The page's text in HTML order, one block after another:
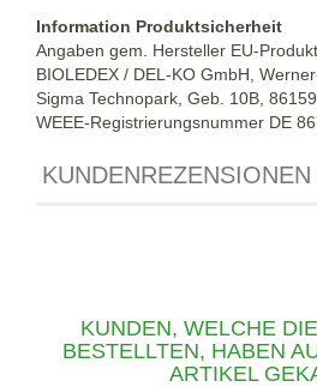
Information Produktsicherheit
Angaben gem. Hersteller EU-
BIOLEDEX / DEL-KO GmbH,
Sigma Technopark, Geb. 10B,
WEEE-Registrierungsnummer DE
KUNDENREZENSIONEN
KUNDEN, WELCHE
BESTELLTEN, HABEN
ARTIKEL